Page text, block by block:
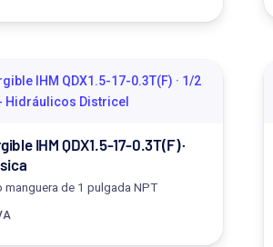
IHM QDX1.5-17-0.3T(F) ·
de 1 pulgada NPT